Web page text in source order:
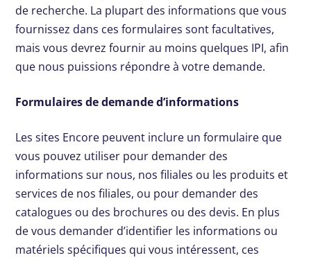
de recherche. La plupart des informations que vous
fournissez dans ces formulaires sont facultatives,
mais vous devrez fournir au moins quelques IPI, afin
que nous puissions répondre à votre demande.
Formulaires de demande d’informations
Les sites Encore peuvent inclure un formulaire que
vous pouvez utiliser pour demander des
informations sur nous, nos filiales ou les produits et
services de nos filiales, ou pour demander des
catalogues ou des brochures ou des devis. En plus
de vous demander d’identifier les informations ou
matériels spécifiques qui vous intéressent, ces